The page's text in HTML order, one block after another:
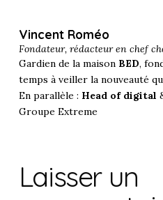
Vincent Roméo
Fondateur, rédacteur en chef
Gardien de la maison BED,
temps à veiller la nouveauté
En parallèle : Head of digital
Groupe Extreme
Laisser un